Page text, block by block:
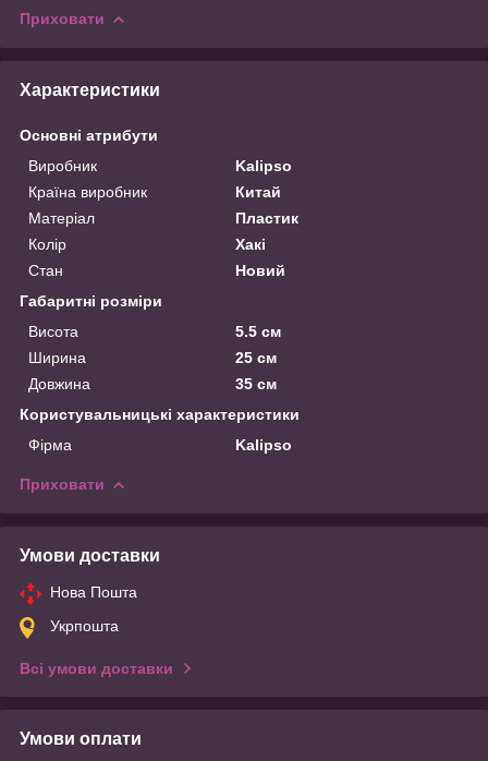
Приховати
Характеристики
Основні атрибути
Виробник
Kalipso
Країна виробник
Китай
Матеріал
Пластик
Колір
Хакі
Стан
Новий
Габаритні розміри
Висота
5.5 см
Ширина
25 см
Довжина
35 см
Користувальницькі характеристики
Фірма
Kalipso
Приховати
Умови доставки
Нова Пошта
Укрпошта
Всі умови доставки
Умови оплати